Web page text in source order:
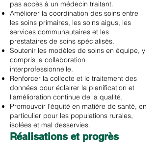
pas accès à un médecin traitant.
Améliorer la coordination des soins entre
les soins primaires, les soins aigus, les
services communautaires et les
prestataires de soins spécialisés.
Soutenir les modèles de soins en équipe, y
compris la collaboration
interprofessionnelle.
Renforcer la collecte et le traitement des
données pour éclairer la planification et
l'amélioration continue de la qualité.
Promouvoir l'équité en matière de santé, en
particulier pour les populations rurales,
isolées et mal desservies.
Réalisations et progrès